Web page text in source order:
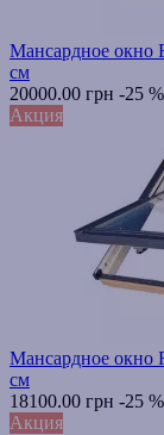
Мансардное окно
см
20000.00 грн -25 %
Акция
Мансардное окно
см
18100.00 грн -25 %
Акция